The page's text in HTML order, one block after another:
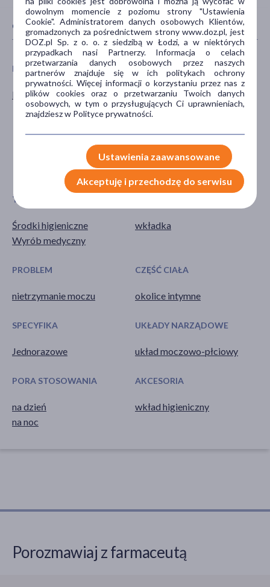
CECHY PRODUKTU
PŁEĆ
Kobieta
WIEK
dla dorosłych
dla seniorów
40+
pokaż więcej ...
TYP PRODUKTU
Środki higieniczne
Wyrób medyczny
wkładka
PROBLEM
nietrzymanie moczu
CZĘŚĆ CIAŁA
okolice intymne
SPECYFIKA
Jednorazowe
UKŁADY NARZĄDOWE
układ moczowo-płciowy
PORA STOSOWANIA
na dzień
na noc
AKCESORIA
wkład higieniczny
Porozmawiaj z farmaceutą
dowolnym momencie z poziomu strony "Ustawienia
Cookie". Administratorem danych osobowych Klientów,
gromadzonych za pośrednictwem strony www.doz.pl, jest
DOZ.pl Sp. z o. o. z siedzibą w Łodzi, a w niektórych
przypadkach nasi Partnerzy. Informacja o celach
przetwarzania danych osobowych przez naszych
partnerów znajduje się w ich politykach ochrony
prywatności. Więcej informacji o korzystaniu przez nas z
plików cookies oraz o przetwarzaniu Twoich danych
osobowych, w tym o przysługujących Ci uprawnieniach,
znajdziesz w Polityce prywatności.
Ustawienia zaawansowane
Akceptuję i przechodzę do serwisu